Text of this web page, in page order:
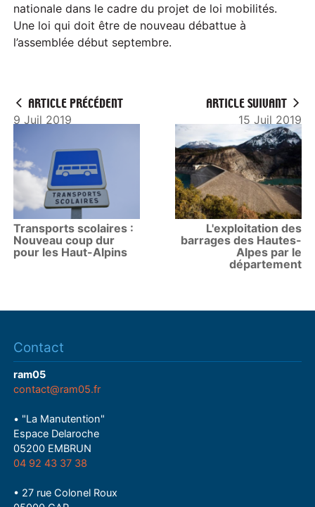
nationale dans le cadre du projet de loi mobilités.
Une loi qui doit être de nouveau débattue à
l’assemblée début septembre.
ARTICLE PRÉCÉDENT
9 Juil 2019
Transports scolaires :
Nouveau coup dur
pour les Haut-Alpins
ARTICLE SUIVANT
15 Juil 2019
L'exploitation des
barrages des Hautes-
Alpes par le
département
Contact
ram05
contact@ram05.fr
• "La Manutention"
Espace Delaroche
05200 EMBRUN
04 92 43 37 38
• 27 rue Colonel Roux